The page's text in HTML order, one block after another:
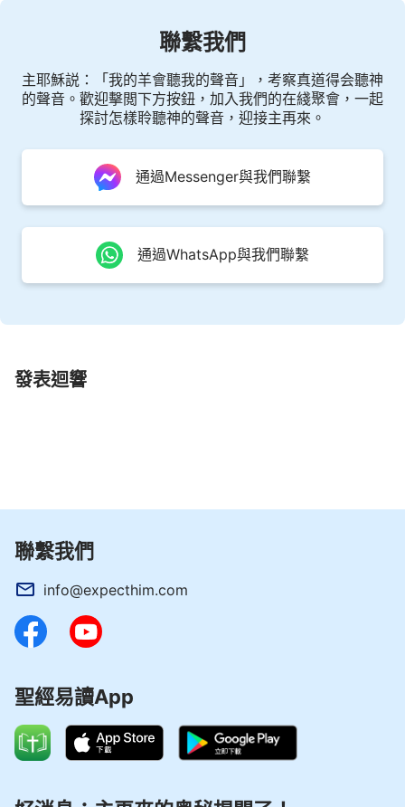
聯繫我們
主耶穌説：「我的羊會聽我的聲音」，考察真道得会聽神
的聲音。歡迎擊閲下方按鈕，加入我們的在綫聚會，一起
探討怎樣聆聽神的聲音，迎接主再來。
通過Messenger與我們聯繫
通過WhatsApp與我們聯繫
發表迴響
聯繫我們
info@expecthim.com
聖經易讀App